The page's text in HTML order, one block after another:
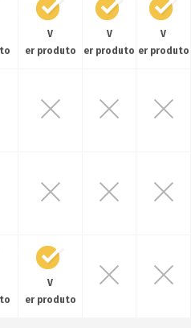
V
er produto
V
er produto
V
er produto
V
er produto